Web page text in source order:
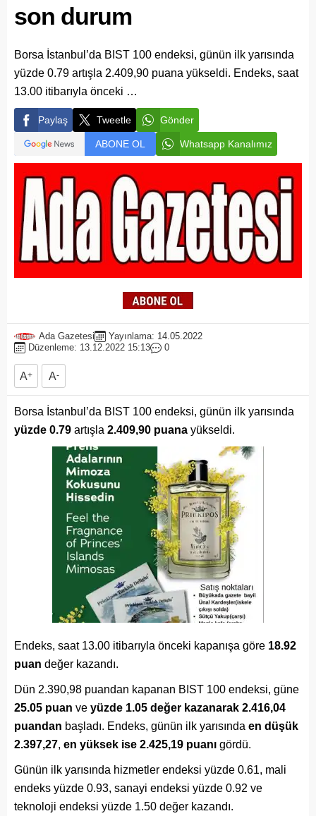
son durum
Borsa İstanbul’da BIST 100 endeksi, günün ilk yarısında
yüzde 0.79 artışla 2.409,90 puana yükseldi. Endeks, saat
13.00 itibarıyla önceki …
Paylaş Tweetle Gönder
ABONE OL Whatsapp Kanalımız
Ada Gazetesi
Yayınlama: 14.05.2022
Düzenleme: 13.12.2022 15:13
0
A+ A-
Borsa İstanbul’da BIST 100 endeksi, günün ilk yarısında
yüzde 0.79 artışla 2.409,90 puana yükseldi.
Endeks, saat 13.00 itibarıyla önceki kapanışa göre 18.92
puan değer kazandı.
Dün 2.390,98 puandan kapanan BIST 100 endeksi, güne
25.05 puan ve yüzde 1.05 değer kazanarak 2.416,04
puandan başladı. Endeks, günün ilk yarısında en düşük
2.397,27, en yüksek ise 2.425,19 puanı gördü.
Günün ilk yarısında hizmetler endeksi yüzde 0.61, mali
endeks yüzde 0.93, sanayi endeksi yüzde 0.92 ve
teknoloji endeksi yüzde 1.50 değer kazandı.